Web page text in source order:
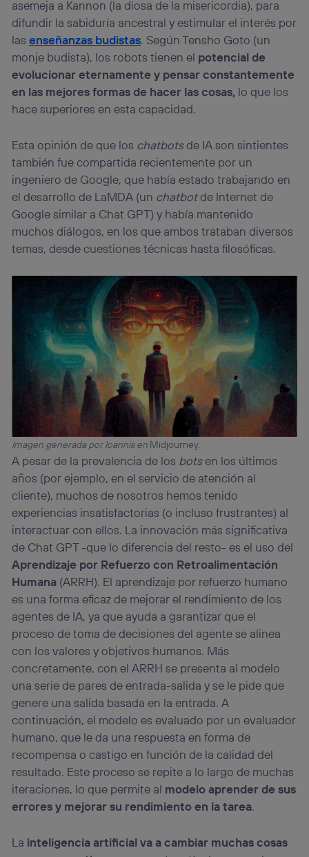
asemeja a Kannon (la diosa de la misericordia), para
difundir la sabiduría ancestral y estimular el interés por
lasenseñanzas budistas. Según Tensho Goto (un
monje budista), los robots tienen el potencial de
evolucionar eternamente y pensar constantemente
en las mejores formas de hacer las cosas, lo que los
hace superiores en esta capacidad.
Esta opinión de que los chatbotsde IA son sintientes
también fue compartida recientemente por un
ingeniero de Google, que había estado trabajando en
el desarrollo de LaMDA (un chatbotde Internet de
Google similar a Chat GPT) y había mantenido
muchos diálogos, en los que ambos trataban diversos
temas, desde cuestiones técnicas hasta filosóficas.
Imagen generada porIoannis en Midjourney.
A pesar de la prevalencia de los botsen los últimos
años (por ejemplo, en el servicio de atención al
cliente), muchos de nosotros hemos tenido
experiencias insatisfactorias (o incluso frustrantes) al
interactuar con ellos. La innovación más significativa
de Chat GPT -que lo diferencia del resto- es el uso del
Aprendizaje por Refuerzo con Retroalimentación
Humana (ARRH). El aprendizaje por refuerzo humano
es una forma eficaz de mejorar el rendimiento de los
agentes de IA, ya que ayuda a garantizar que el
proceso de toma de decisiones del agente se alinea
con los valores y objetivos humanos. Más
concretamente, con el ARRH se presenta al modelo
una serie de pares de entrada-salida y se le pide que
genere una salida basada en la entrada. A
continuación, el modelo es evaluado por un evaluador
humano, que le da una respuesta en forma de
recompensa o castigo en función de la calidad del
resultado. Este proceso se repite a lo largo de muchas
iteraciones, lo que permite al modelo aprender de sus
errores y mejorar su rendimiento en la tarea.
La inteligencia artificial va a cambiar muchas cosas